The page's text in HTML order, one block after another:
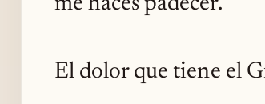
El dolor que tiene el